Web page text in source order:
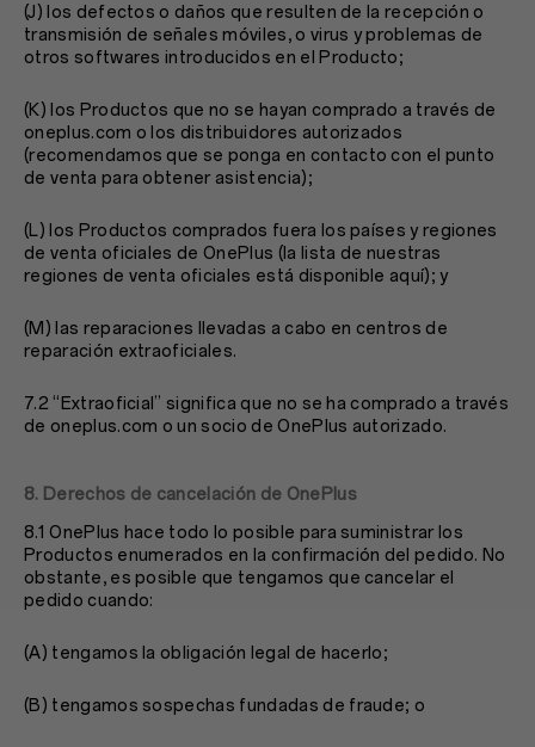
(J) los defectos o daños que resulten de la recepción o
transmisión de señales móviles, o virus y problemas de
otros softwares introducidos en el Producto;
(K) los Productos que no se hayan comprado a través de
oneplus.com o los distribuidores autorizados
(recomendamos que se ponga en contacto con el punto
de venta para obtener asistencia);
(L) los Productos comprados fuera los países y regiones
de venta oficiales de OnePlus (la lista de nuestras
regiones de venta oficiales está disponible aquí); y
(M) las reparaciones llevadas a cabo en centros de
reparación extraoficiales.
7.2 “Extraoficial” significa que no se ha comprado a través
de oneplus.com o un socio de OnePlus autorizado.
8. Derechos de cancelación de OnePlus
8.1 OnePlus hace todo lo posible para suministrar los
Productos enumerados en la confirmación del pedido. No
obstante, es posible que tengamos que cancelar el
pedido cuando:
(A) tengamos la obligación legal de hacerlo;
(B) tengamos sospechas fundadas de fraude; o